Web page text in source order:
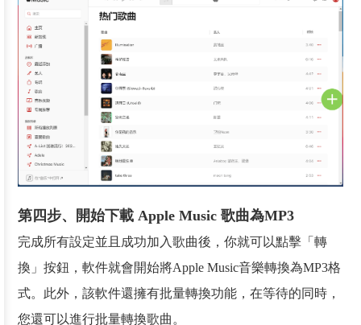
第四步、開始下載 Apple Music 歌曲為MP3
完成所有設定並且成功加入歌曲後，你就可以點擊「轉
換」按鈕，軟件就會開始將Apple Music音樂轉換為MP3格
式。此外，該軟件還擁有批量轉換功能，在等待的同時，
您還可以進行批量轉換歌曲。